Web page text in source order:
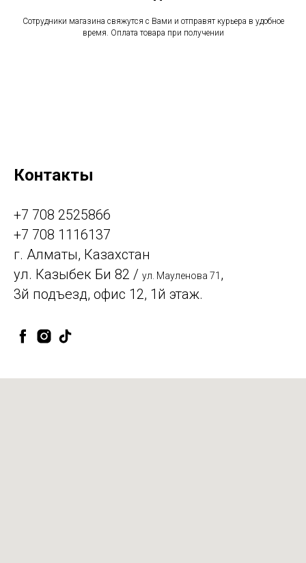
Сотрудники магазина свяжутся с Вами и отправят курьера в удобное
время. Оплата товара при получении
Контакты
+7 708 2525866
+7 708 1116137
г. Алматы, Казахстан
ул. Казыбек Би 82 / ул. Мауленова 71 ,
3й подъезд, офис 12, 1й этаж.